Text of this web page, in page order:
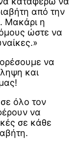
από την
Μακάρι η
ώστε να
να
και
όλο τον
να
σε κάθε